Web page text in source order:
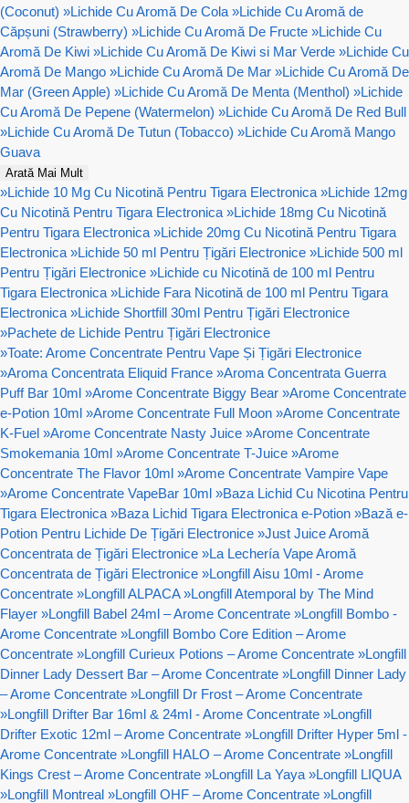
(Coconut) »Lichide Cu Aromă De Cola »Lichide Cu Aromă de
Căpșuni (Strawberry) »Lichide Cu Aromă De Fructe »Lichide Cu
Aromă De Kiwi »Lichide Cu Aromă De Kiwi si Mar Verde »Lichide Cu
Aromă De Mango »Lichide Cu Aromă De Mar »Lichide Cu Aromă De
Mar (Green Apple) »Lichide Cu Aromă De Menta (Menthol) »Lichide
Cu Aromă De Pepene (Watermelon) »Lichide Cu Aromă De Red Bull
»Lichide Cu Aromă De Tutun (Tobacco) »Lichide Cu Aromă Mango
Guava
Arată Mai Mult
»Lichide 10 Mg Cu Nicotină Pentru Tigara Electronica »Lichide 12mg
Cu Nicotină Pentru Tigara Electronica »Lichide 18mg Cu Nicotină
Pentru Tigara Electronica »Lichide 20mg Cu Nicotină Pentru Tigara
Electronica »Lichide 50 ml Pentru Țigări Electronice »Lichide 500 ml
Pentru Țigări Electronice »Lichide cu Nicotină de 100 ml Pentru
Tigara Electronica »Lichide Fara Nicotină de 100 ml Pentru Tigara
Electronica »Lichide Shortfill 30ml Pentru Țigări Electronice
»Pachete de Lichide Pentru Țigări Electronice
»Toate: Arome Concentrate Pentru Vape Și Țigări Electronice
»Aroma Concentrata Eliquid France »Aroma Concentrata Guerra
Puff Bar 10ml »Arome Concentrate Biggy Bear »Arome Concentrate
e-Potion 10ml »Arome Concentrate Full Moon »Arome Concentrate
K-Fuel »Arome Concentrate Nasty Juice »Arome Concentrate
Smokemania 10ml »Arome Concentrate T-Juice »Arome
Concentrate The Flavor 10ml »Arome Concentrate Vampire Vape
»Arome Concentrate VapeBar 10ml »Baza Lichid Cu Nicotina Pentru
Tigara Electronica »Baza Lichid Tigara Electronica e-Potion »Bază e-
Potion Pentru Lichide De Țigări Electronice »Just Juice Aromă
Concentrata de Țigări Electronice »La Lechería Vape Aromă
Concentrata de Țigări Electronice »Longfill Aisu 10ml - Arome
Concentrate »Longfill ALPACA »Longfill Atemporal by The Mind
Flayer »Longfill Babel 24ml – Arome Concentrate »Longfill Bombo -
Arome Concentrate »Longfill Bombo Core Edition – Arome
Concentrate »Longfill Curieux Potions – Arome Concentrate »Longfill
Dinner Lady Dessert Bar – Arome Concentrate »Longfill Dinner Lady
– Arome Concentrate »Longfill Dr Frost – Arome Concentrate
»Longfill Drifter Bar 16ml & 24ml - Arome Concentrate »Longfill
Drifter Exotic 12ml – Arome Concentrate »Longfill Drifter Hyper 5ml -
Arome Concentrate »Longfill HALO – Arome Concentrate »Longfill
Kings Crest – Arome Concentrate »Longfill La Yaya »Longfill LIQUA
»Longfill Montreal »Longfill OHF – Arome Concentrate »Longfill